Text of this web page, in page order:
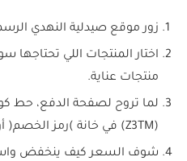
زور موقع صيدلية النهدي
اختار المنتجات اللي تحتاجها
منتجات عناية.
لما تروح لصفحة الدفع، حط
(Z3TM) في خانة )رمز الخصم( أو (كود الترويجي).
شوف السعر كيف ينخفض